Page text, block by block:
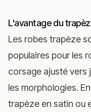
L'avantage du
Les robes trapèze
populaires pour les
corsage ajusté vers
les morphologies.
trapèze en satin ou